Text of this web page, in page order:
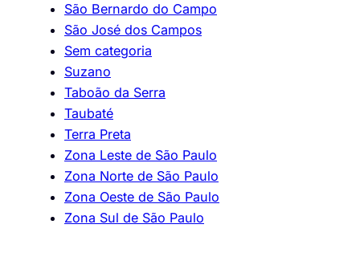
São Bernardo do Campo
São José dos Campos
Sem categoria
Suzano
Taboão da Serra
Taubaté
Terra Preta
Zona Leste de São Paulo
Zona Norte de São Paulo
Zona Oeste de São Paulo
Zona Sul de São Paulo